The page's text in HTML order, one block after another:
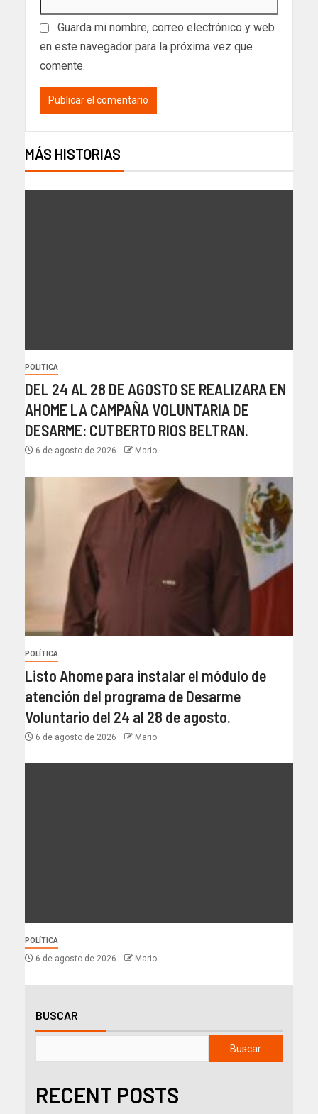
Guarda mi nombre, correo electrónico y web
en este navegador para la próxima vez que
comente.
MÁS HISTORIAS
POLÍTICA
DEL 24 AL 28 DE AGOSTO SE REALIZARA EN
AHOME LA CAMPAÑA VOLUNTARIA DE
DESARME: CUTBERTO RIOS BELTRAN.
6 de agosto de 2026 Mario
POLÍTICA
Listo Ahome para instalar el módulo de
atención del programa de Desarme
Voluntario del 24 al 28 de agosto.
6 de agosto de 2026 Mario
POLÍTICA
6 de agosto de 2026 Mario
BUSCAR
Buscar
RECENT POSTS